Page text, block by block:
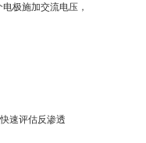
极施加交流电压，
速评估反渗透